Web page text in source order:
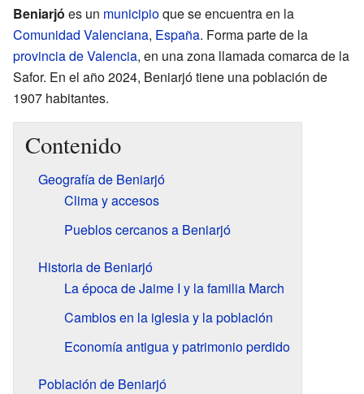
Beniarjó es un municipioque se encuentra en la
Comunidad Valenciana, España. Forma parte de la
provincia de Valencia, en una zona llamada comarca de la
Safor. En el año 2024, Beniarjó tiene una población de
1907 habitantes.
Contenido
Geografía de Beniarjó
Clima y accesos
Pueblos cercanos a Beniarjó
Historia de Beniarjó
La época de Jaime I y la familia March
Cambios en la iglesia y la población
Economía antigua y patrimonio perdido
Población de Beniarjó